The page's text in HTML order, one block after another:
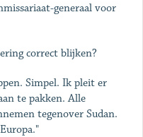
generaal voor
correct blijken?
Simpel. Ik pleit er
te pakken. Alle
tegenover Sudan.